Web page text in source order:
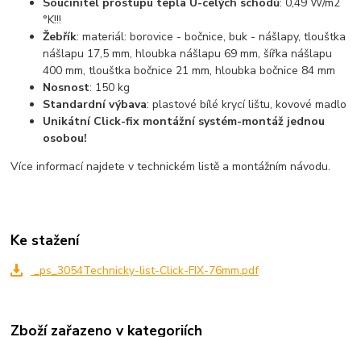
°K!!!
Žebřík: materiál: borovice - bočnice, buk - nášlapy, tlouštka
nášlapu 17,5 mm, hloubka nášlapu 69 mm, šířka nášlapu
400 mm, tlouštka bočnice 21 mm, hloubka bočnice 84 mm
Nosnost: 150 kg
Standardní výbava: plastové bílé krycí lištu, kovové madlo
Unikátní Click-fix montážní systém-montáž jednou
osobou!
Více informací najdete v technickém listě a montážním návodu.
Ke stažení
_ps_3054Technicky-list-Click-FIX-76mm.pdf
Zboží zařazeno v kategoriích